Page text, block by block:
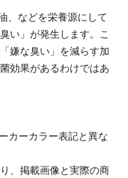
、などを栄養源にして
い」が発生します。こ
嫌な臭い」を減らす加
効果があるわけではあ
カーカラー表記と異な
、掲載画像と実際の商